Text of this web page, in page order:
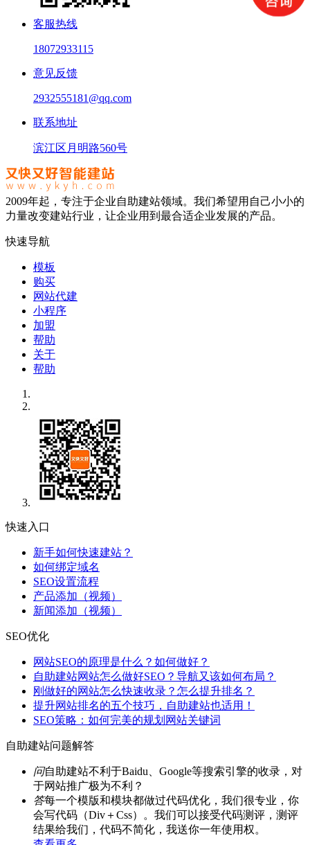
客服热线
18072933115
意见反馈
2932555181@qq.com
联系地址
滨江区月明路560号
2009年起，专注于企业自助建站领域。我们希望用自己小小的
力量改变建站行业，让企业用到最合适企业发展的产品。
快速导航
模板
购买
网站代建
小程序
加盟
帮助
关于
帮助
快速入口
新手如何快速建站？
如何绑定域名
SEO设置流程
产品添加（视频）
新闻添加（视频）
SEO优化
网站SEO的原理是什么？如何做好？
自助建站网站怎么做好SEO？导航又该如何布局？
刚做好的网站怎么快速收录？怎么提升排名？
提升网站排名的五个技巧，自助建站也适用！
SEO策略：如何完美的规划网站关键词
自助建站问题解答
问自助建站不利于Baidu、Google等搜索引擎的收录，对
于网站推广极为不利？
答每一个模版和模块都做过代码优化，我们很专业，你
会写代码（Div＋Css）。我们可以接受代码测评，测评
结果给我们，代码不简化，我送你一年使用权。